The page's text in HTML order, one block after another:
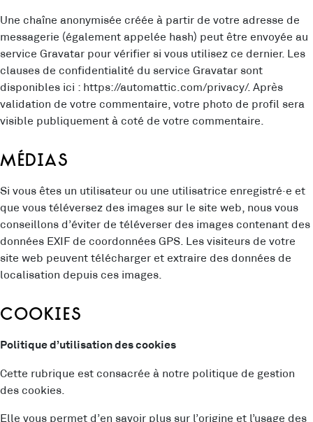
Une chaîne anonymisée créée à partir de votre adresse de
messagerie (également appelée hash) peut être envoyée au
service Gravatar pour vérifier si vous utilisez ce dernier. Les
clauses de confidentialité du service Gravatar sont
disponibles ici : https://automattic.com/privacy/. Après
validation de votre commentaire, votre photo de profil sera
visible publiquement à coté de votre commentaire.
Médias
Si vous êtes un utilisateur ou une utilisatrice enregistré·e et
que vous téléversez des images sur le site web, nous vous
conseillons d’éviter de téléverser des images contenant des
données EXIF de coordonnées GPS. Les visiteurs de votre
site web peuvent télécharger et extraire des données de
localisation depuis ces images.
Cookies
Politique d’utilisation des cookies
Cette rubrique est consacrée à notre politique de gestion
des cookies.
Elle vous permet d’en savoir plus sur l’origine et l’usage des